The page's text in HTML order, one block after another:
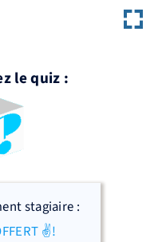
le quiz :
stagiaire :
✌!